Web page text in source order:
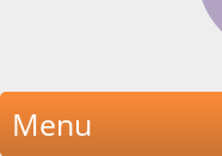
Menu